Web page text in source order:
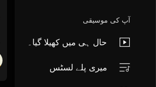
آپ کی موسیقی
حال ہی میں کھیلا گیا۔
میری پلے لسٹس